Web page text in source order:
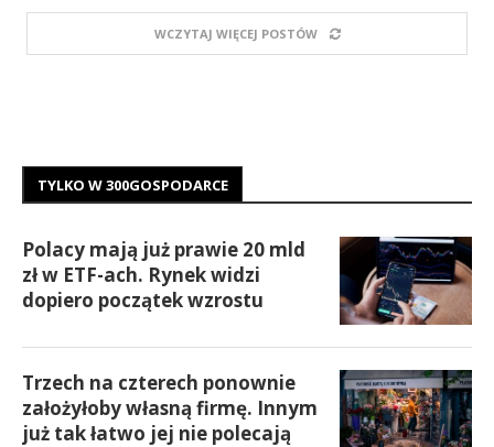
WCZYTAJ WIĘCEJ POSTÓW
TYLKO W 300GOSPODARCE
Polacy mają już prawie 20 mld
zł w ETF-ach. Rynek widzi
dopiero początek wzrostu
Trzech na czterech ponownie
założyłoby własną firmę. Innym
już tak łatwo jej nie polecają